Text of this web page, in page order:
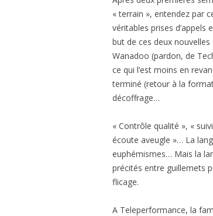
« terrain », entendez par
véritables prises
but de ces deux
Wanadoo (pardon, de
ce qui l’est moins en
terminé (retour à la
décoffrage…
« Contrôle qualité », «
écoute aveugle »… La
euphémismes… Mais la
précités entre guillemets
flicage.
A Teleperformance, la